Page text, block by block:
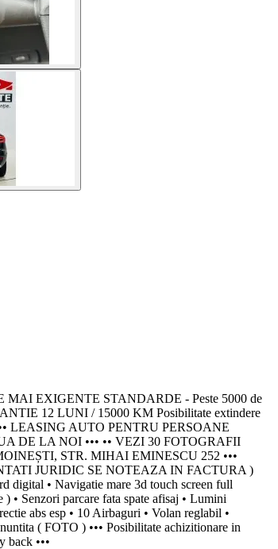
MAI EXIGENTE STANDARDE - Peste 5000 de
12 LUNI / 15000 KM Posibilitate extindere
LEASING AUTO PENTRU PERSOANE
DE LA NOI ••• •• VEZI 30 FOTOGRAFII
STR. MIHAI EMINESCU 252 •••
JURIDIC SE NOTEAZA IN FACTURA )
digital • Navigatie mare 3d touch screen full
• Senzori parcare fata spate afisaj • Lumini
abs esp • 10 Airbaguri • Volan reglabil •
( FOTO ) ••• Posibilitate achizitionare in
back •••